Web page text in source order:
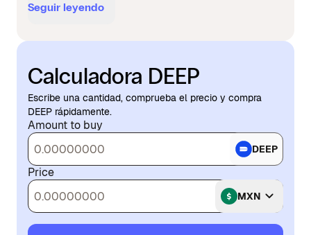
Seguir leyendo
Calculadora DEEP
Escribe una cantidad, comprueba el precio y compra
DEEP rápidamente.
Amount to buy
DEEP
Price
MXN